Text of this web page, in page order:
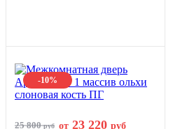
-10%
25 800руб от 23 220 руб